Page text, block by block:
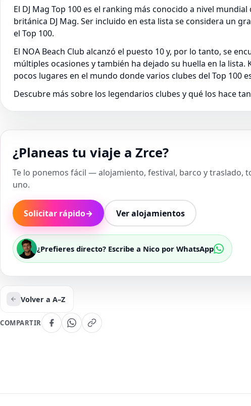
El DJ Mag Top 100 es el ranking más conocido a nivel
británica DJ Mag. Ser incluido en esta lista se considera un
el Top 100.
El NOA Beach Club alcanzó el puesto 10 y, por lo tanto, se
múltiples ocasiones y también ha dejado su huella en la lista.
pocos lugares en el mundo donde varios clubes del Top 100
Descubre más sobre los legendarios clubes y qué los hace
¿Planeas tu viaje a Zrce?
Te lo ponemos fácil — alojamiento, festival, barco y traslado,
uno.
Solicitar rápido→ Ver alojamientos
¿Prefieres directo? Escribe a Nico por WhatsApp
Volver a A–Z
COMPARTIR